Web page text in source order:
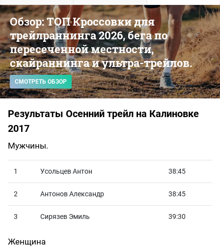
Обзор: ТОП Кроссовки для
трейлраннинга 2026, бега по
пересеченной местности,
скайраннинга и ультра-трейлов.
СМОТРЕТЬ ОБЗОР
Результаты Осенний трейл на Калиновке
2017
Мужчины.
1 Усольцев Антон 38:45
2 Антонов Александр 38:45
3 Сирязев Эмиль 39:30
Женщина